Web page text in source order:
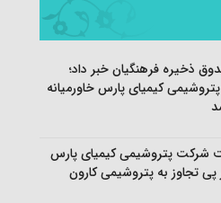
ذخیره فرهنگیان خبر داد؛
کیمیای پارس خاورمیانه
شرکت پتروشیمی کیمیای پارس
پی تجاوز به پتروشیمی کارون